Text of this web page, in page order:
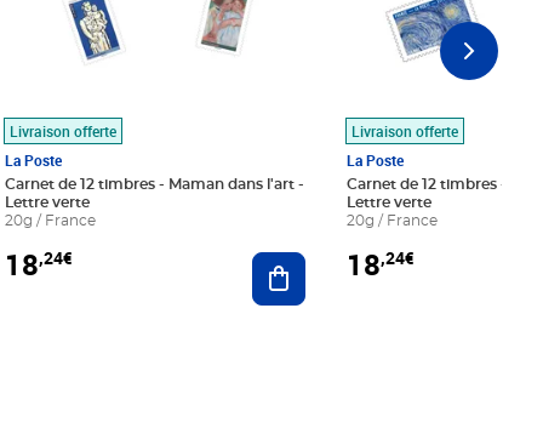
au panier
Livraison offerte
La Poste
Carnet de 12 timbres - Maman dans l'art -
Lettre verte
20g / France
18,24€ Ajouter au panier
Livraison offerte
La Poste
Carnet de 12 timbres - Le
Lettre verte
20g / France
18,24€